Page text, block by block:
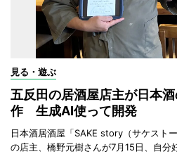
見る・遊ぶ
五反田の居酒屋店主が日本
作 生成AI使って開発
日本酒居酒屋「SAKE story（サケスト
の店主、橋野元樹さんが7月15日、自分